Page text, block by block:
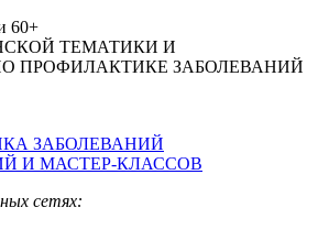
60+
ТЕМАТИКИ И
ПРОФИЛАКТИКЕ ЗАБОЛЕВАНИЙ
ЗАБОЛЕВАНИЙ
И МАСТЕР-КЛАССОВ
сетях: